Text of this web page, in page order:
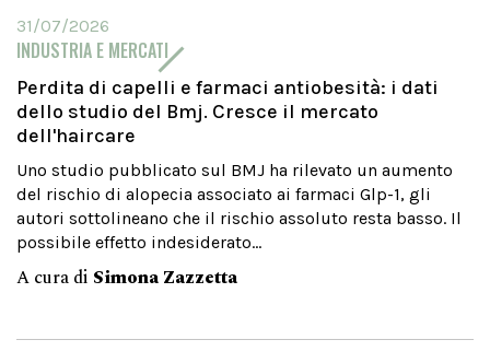
31/07/2026
INDUSTRIA E MERCATI
Perdita di capelli e farmaci antiobesità: i dati
dello studio del Bmj. Cresce il mercato
dell'haircare
Uno studio pubblicato sul BMJ ha rilevato un aumento
del rischio di alopecia associato ai farmaci Glp-1, gli
autori sottolineano che il rischio assoluto resta basso. Il
possibile effetto indesiderato...
A cura di Simona Zazzetta